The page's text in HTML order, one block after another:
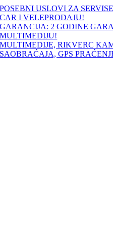
Skip
to
content
POSEBNI USLOVI ZA
CAR I VELEPRODAJU!
GARANCIJA: 2 GODINE
MULTIMEDIJU!
MULTIMEDIJE, RIKVERC
SAOBRAĆAJA, GPS